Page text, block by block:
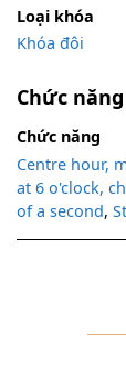
Loại khóa
Khóa đôi
Chức năng
Chức năng
Centre hour,
at 6 o'clock,
of a second,